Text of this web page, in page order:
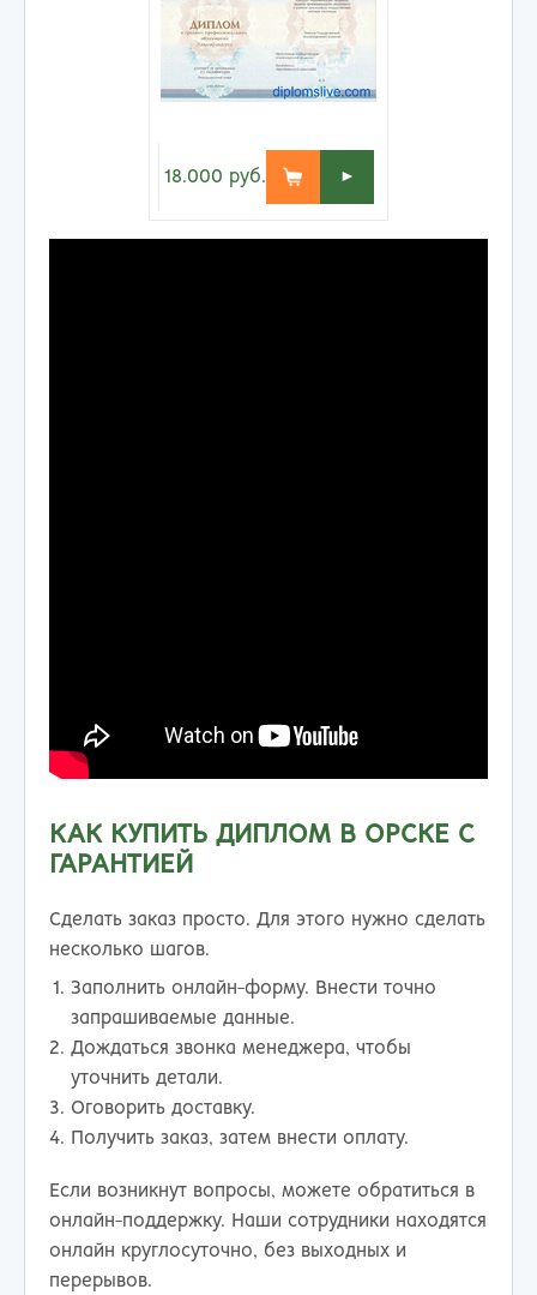
18.000 руб. ►
КАК КУПИТЬ ДИПЛОМ В ОРСКЕ С
ГАРАНТИЕЙ
Сделать заказ просто. Для этого нужно сделать
несколько шагов.
Заполнить онлайн-форму. Внести точно
запрашиваемые данные.
Дождаться звонка менеджера, чтобы
уточнить детали.
Оговорить доставку.
Получить заказ, затем внести оплату.
Если возникнут вопросы, можете обратиться в
онлайн-поддержку. Наши сотрудники находятся
онлайн круглосуточно, без выходных и
перерывов.